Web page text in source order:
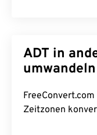
ADT in
umwandeln
Zeitzonen